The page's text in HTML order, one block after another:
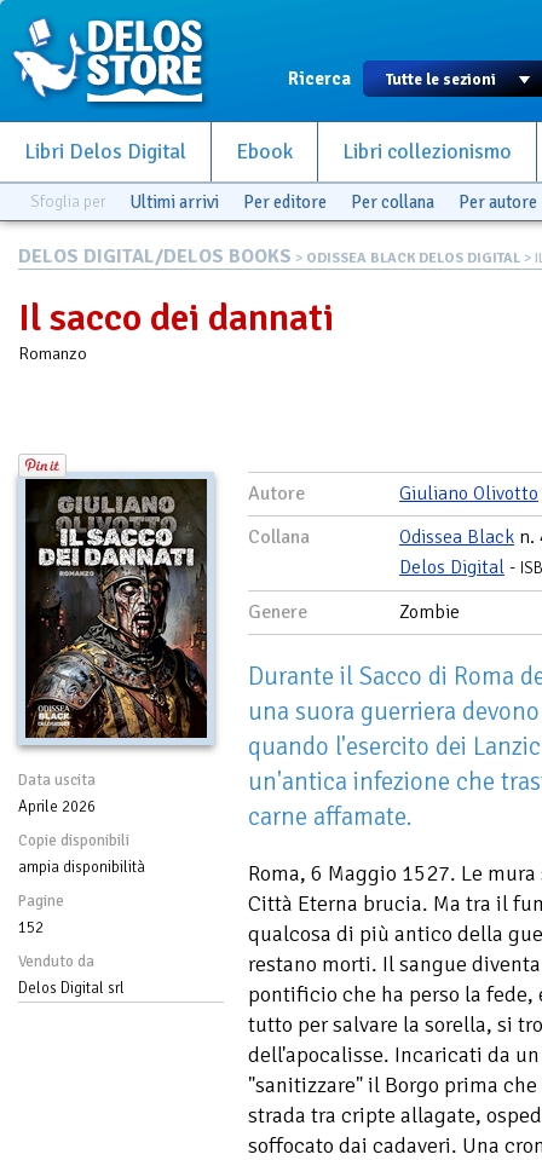
Ricerca
Libri Delos Digital Ebook Libri collezionismo
Sfoglia per Ultimi arrivi Per editore Per collana Per autore
DELOS DIGITAL/DELOS BOOKS > ODISSEA BLACK DELOS DIGITAL >
Il sacco dei dannati
Romanzo
Data uscita
Aprile 2026
Copie disponibili
ampia disponibilità
Pagine
152
Venduto da
Delos Digital srl
Autore
Giuliano Olivotto
Collana
Odissea Black n.
Delos Digital -
Genere Zombie
Durante il Sacco di Roma
una suora guerriera
quando l'esercito dei
un'antica infezione che
carne affamate.
Roma, 6 Maggio 1527. Le
Città Eterna brucia. Ma tra il
qualcosa di più antico della
restano morti. Il sangue
pontificio che ha perso la fede,
tutto per salvare la sorella, si
dell'apocalisse. Incaricati da
"sanitizzare" il Borgo prima
strada tra cripte allagate,
soffocato dai cadaveri. Una